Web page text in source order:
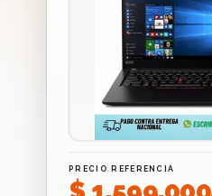
PRECIO REFERENCIA